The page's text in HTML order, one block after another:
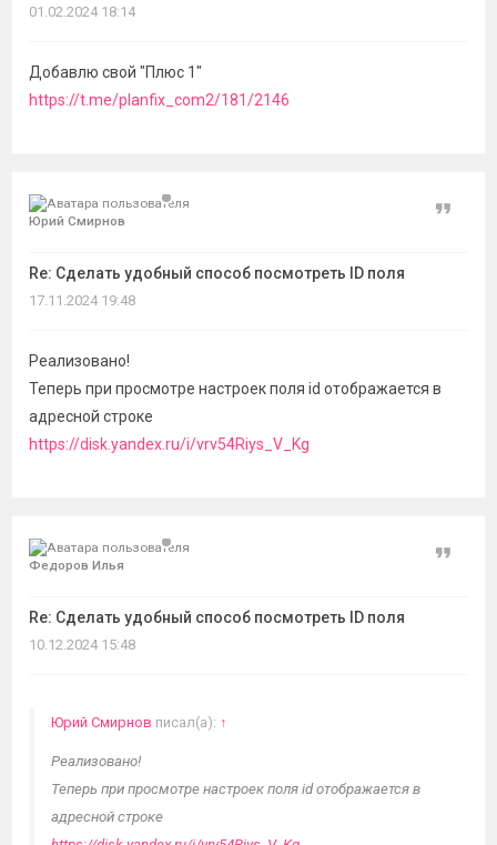
01.02.2024 18:14
Добавлю свой "Плюс 1"
https://t.me/planfix_com2/181/2146
Юрий Смирнов
Re: Сделать удобный способ посмотреть ID поля
Цитата
17.11.2024 19:48
Реализовано!
Теперь при просмотре настроек поля id отображается в
адресной строке
https://disk.yandex.ru/i/vrv54Riys_V_Kg
Федоров Илья
Re: Сделать удобный способ посмотреть ID поля
Цитата
10.12.2024 15:48
Юрий Смирнов писал(а): ↑
Реализовано!
Теперь при просмотре настроек поля id отображается в
адресной строке